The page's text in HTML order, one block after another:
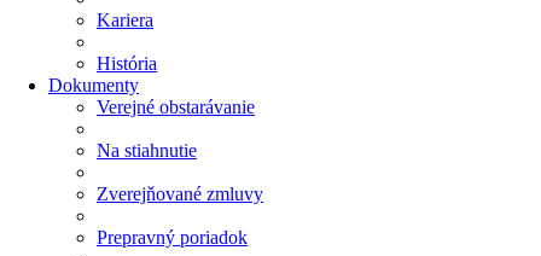
Kariera
História
Dokumenty
Verejné obstarávanie
Na stiahnutie
Zverejňované zmluvy
Prepravný poriadok